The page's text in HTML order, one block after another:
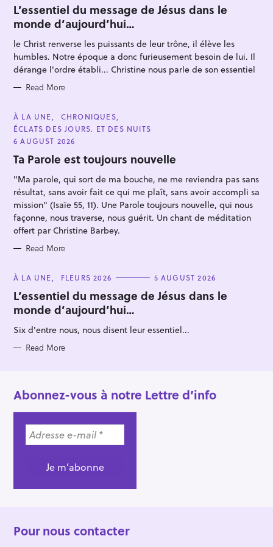
T
E
G
O
R
I
E
S
L’essentiel du message de Jésus dans le
monde d’aujourd’hui…
le Christ renverse les puissants de leur trône, il élève les
humbles. Notre époque a donc furieusement besoin de lui. Il
dérange l'ordre établi... Christine nous parle de son essentiel
Read More
C
A
T
E
G
O
R
E
À LA UNE
CHRONIQUES
ÉCLATS DES JOURS. ET DES NUITS
6 AUGUST 2026
Ta Parole est toujours nouvelle
"Ma parole, qui sort de ma bouche, ne me reviendra pas sans
résultat, sans avoir fait ce qui me plaît, sans avoir accompli sa
mission" (Isaïe 55, 11). Une Parole toujours nouvelle, qui nous
façonne, nous traverse, nous guérit. Un chant de méditation
offert par Christine Barbey.
Read More
C
T
E
G
O
R
I
S
À LA UNE FLEURS 2026 5 AUGUST 2026
L’essentiel du message de Jésus dans le
monde d’aujourd’hui…
Six d'entre nous, nous disent leur essentiel...
Read More
Abonnez-vous à notre Lettre d’info
Pour nous contacter
e
a
r
c
h
f
o
r
: